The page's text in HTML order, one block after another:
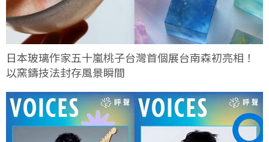
日本玻璃作家五十嵐桃子台灣首個展台南森初亮相！
以窯鑄技法封存風景瞬間